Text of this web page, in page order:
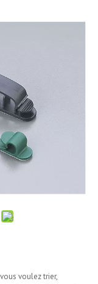
voulez trier,